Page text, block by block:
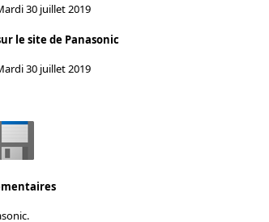
30 juillet 2019
le site de Panasonic
30 juillet 2019